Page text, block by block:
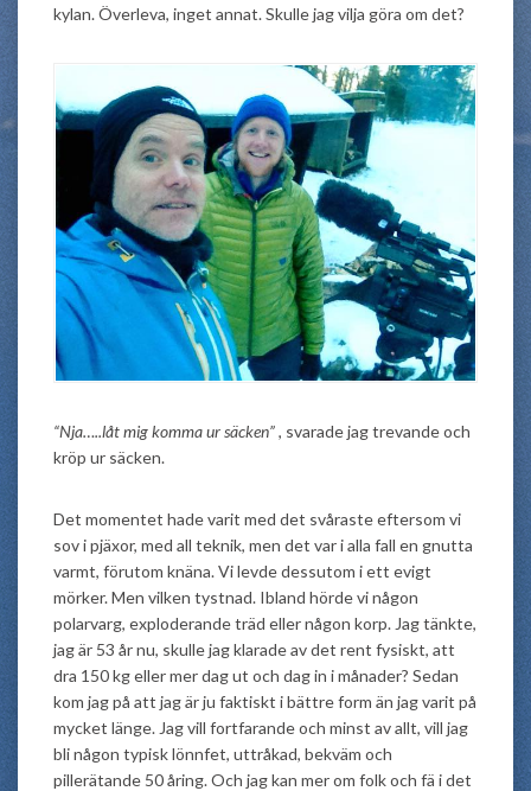
kylan. Överleva, inget annat. Skulle jag vilja göra om det?
“Nja…..låt mig komma ur säcken”, svarade jag trevande och
kröp ur säcken.
Det momentet hade varit med det svåraste eftersom vi
sov i pjäxor, med all teknik, men det var i alla fall en gnutta
varmt, förutom knäna. Vi levde dessutom i ett evigt
mörker. Men vilken tystnad. Ibland hörde vi någon
polarvarg, exploderande träd eller någon korp. Jag tänkte,
jag är 53 år nu, skulle jag klarade av det rent fysiskt, att
dra 150 kg eller mer dag ut och dag in i månader? Sedan
kom jag på att jag är ju faktiskt i bättre form än jag varit på
mycket länge. Jag vill fortfarande och minst av allt, vill jag
bli någon typisk lönnfet, uttråkad, bekväm och
pillerätande 50 åring. Och jag kan mer om folk och fä i det